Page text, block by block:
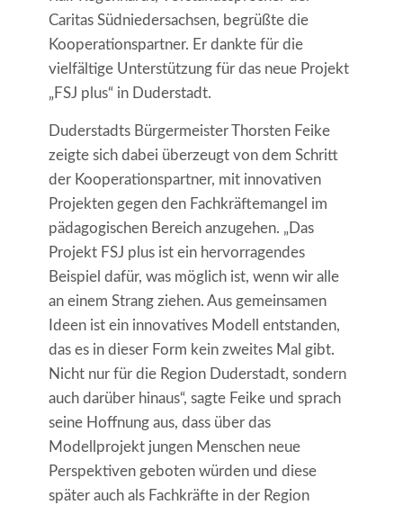
Caritas Südniedersachsen, begrüßte die
Kooperationspartner. Er dankte für die
vielfältige Unterstützung für das neue Projekt
„FSJ plus“ in Duderstadt.
Duderstadts Bürgermeister Thorsten Feike
zeigte sich dabei überzeugt von dem Schritt
der Kooperationspartner, mit innovativen
Projekten gegen den Fachkräftemangel im
pädagogischen Bereich anzugehen. „Das
Projekt FSJ plus ist ein hervorragendes
Beispiel dafür, was möglich ist, wenn wir alle
an einem Strang ziehen. Aus gemeinsamen
Ideen ist ein innovatives Modell entstanden,
das es in dieser Form kein zweites Mal gibt.
Nicht nur für die Region Duderstadt, sondern
auch darüber hinaus“, sagte Feike und sprach
seine Hoffnung aus, dass über das
Modellprojekt jungen Menschen neue
Perspektiven geboten würden und diese
später auch als Fachkräfte in der Region